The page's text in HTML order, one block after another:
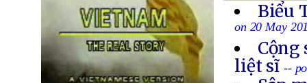
Biểu
on 20 May
Cộng
liệt sĩ --